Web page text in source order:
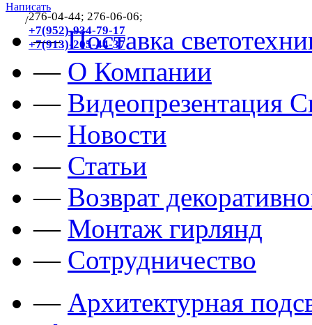
Написать
/276-04-44; 276-06-06;
+7(952)-934-79-17
+7(913)-205-44-37
—Поставка
— О Компании
— Видеопрезентация
— Новости
— Статьи
— Возврат
— Монтаж гирлянд
— Сотрудничество
— Архитектурная